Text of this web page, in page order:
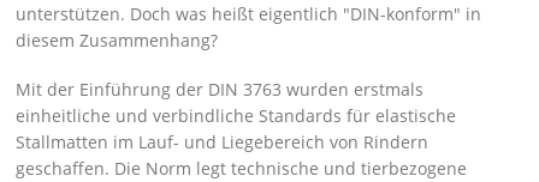
unterstützen. Doch was heißt eigentlich
DIN-konform
in
diesem Zusammenhang?
Mit der Einführung der DIN 3763 wurden erstmals
einheitliche und verbindliche Standards für elastische
Stallmatten im Lauf- und Liegebereich von Rindern
geschaffen. Die Norm legt technische und tierbezogene